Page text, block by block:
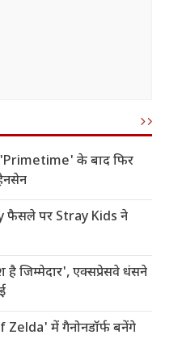
'Primetime' के बाद फिर
फैसले पर Stray Kids ने
है जिम्मेदार', एक्सप्रेसवे धंसने
में गैनोनडॉर्फ बनेंगे